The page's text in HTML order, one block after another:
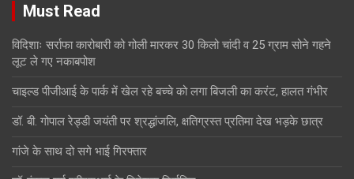
Must Read
विदिशाः सर्राफा कारोबारी को गोली मारकर 30 किलो चांदी व 25 ग्राम सोने गहने
लूट ले गए नकाबपोश
चाइल्ड पीजीआई के पार्क में खेल रहे बच्चे को लगा बिजली का करंट, हालत गंभीर
डॉ. बी. गोपाल रेड्डी जयंती पर श्रद्धांजलि, क्षतिग्रस्त प्रतिमा देख भड़के छात्र
गांजे के साथ दो सगे भाई गिरफ्तार